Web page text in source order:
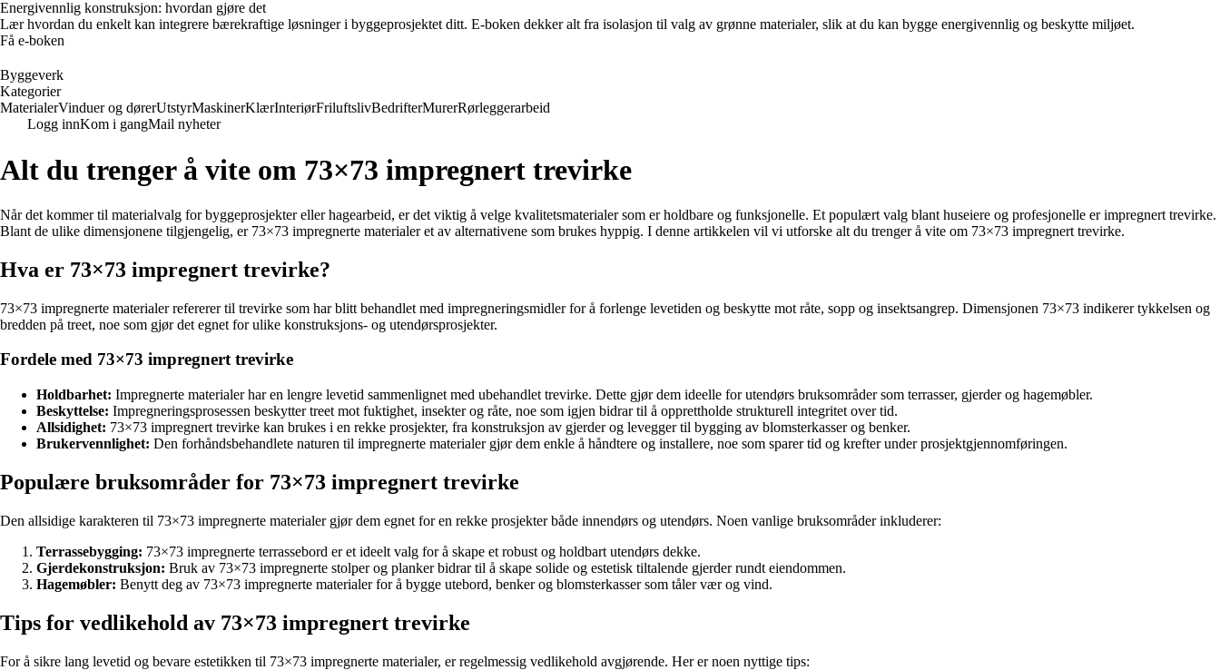
Energivennlig konstruksjon: hvordan gjøre det
Lær hvordan du enkelt kan integrere bærekraftige løsninger i byggeprosjektet ditt. E-boken dekker alt fra isolasjon til valg av grønne materialer, slik at du kan bygge energivennlig og beskytte miljøet.
Få e-boken
Byggeverk
Kategorier
MaterialerVinduer og dørerUtstyrMaskinerKlærInteriørFriluftslivBedrifterMurerRørleggerarbeid
Logg innKom i gangMail nyheter
Alt du trenger å vite om 73×73 impregnert trevirke
Når det kommer til materialvalg for byggeprosjekter eller hagearbeid, er det viktig å velge kvalitetsmaterialer som er holdbare og funksjonelle. Et populært valg blant huseiere og profesjonelle er impregnert trevirke.
Blant de ulike dimensjonene tilgjengelig, er 73×73 impregnerte materialer et av alternativene som brukes hyppig. I denne artikkelen vil vi utforske alt du trenger å vite om 73×73 impregnert trevirke.
Hva er 73×73 impregnert trevirke?
73×73 impregnerte materialer refererer til trevirke som har blitt behandlet med impregneringsmidler for å forlenge levetiden og beskytte mot råte, sopp og insektsangrep. Dimensjonen 73×73 indikerer tykkelsen og
bredden på treet, noe som gjør det egnet for ulike konstruksjons- og utendørsprosjekter.
Fordele med 73×73 impregnert trevirke
Holdbarhet: Impregnerte materialer har en lengre levetid sammenlignet med ubehandlet trevirke. Dette gjør dem ideelle for utendørs bruksområder som terrasser, gjerder og hagemøbler.
Beskyttelse: Impregneringsprosessen beskytter treet mot fuktighet, insekter og råte, noe som igjen bidrar til å opprettholde strukturell integritet over tid.
Allsidighet: 73×73 impregnert trevirke kan brukes i en rekke prosjekter, fra konstruksjon av gjerder og levegger til bygging av blomsterkasser og benker.
Brukervennlighet: Den forhåndsbehandlete naturen til impregnerte materialer gjør dem enkle å håndtere og installere, noe som sparer tid og krefter under prosjektgjennomføringen.
Populære bruksområder for 73×73 impregnert trevirke
Den allsidige karakteren til 73×73 impregnerte materialer gjør dem egnet for en rekke prosjekter både innendørs og utendørs. Noen vanlige bruksområder inkluderer:
Terrassebygging: 73×73 impregnerte terrassebord er et ideelt valg for å skape et robust og holdbart utendørs dekke.
Gjerdekonstruksjon: Bruk av 73×73 impregnerte stolper og planker bidrar til å skape solide og estetisk tiltalende gjerder rundt eiendommen.
Hagemøbler: Benytt deg av 73×73 impregnerte materialer for å bygge utebord, benker og blomsterkasser som tåler vær og vind.
Tips for vedlikehold av 73×73 impregnert trevirke
For å sikre lang levetid og bevare estetikken til 73×73 impregnerte materialer, er regelmessig vedlikehold avgjørende. Her er noen nyttige tips: